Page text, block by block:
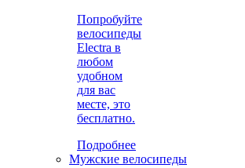
Попробуйте
велосипеды
Electra в
любом
удобном
для вас
месте, это
бесплатно.
Подробнее
Мужские велосипеды